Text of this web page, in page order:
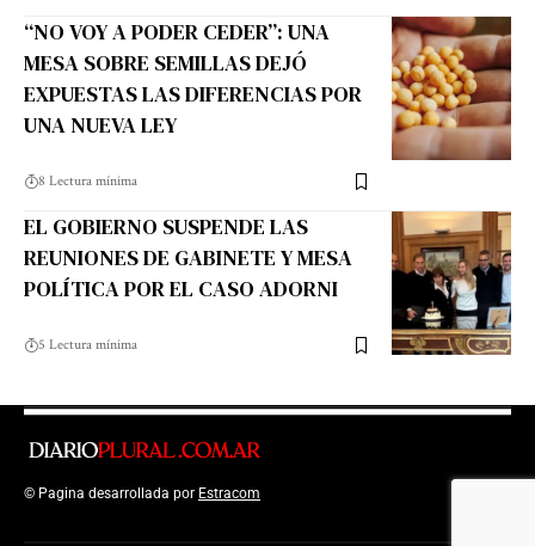
“NO VOY A PODER CEDER”: UNA
MESA SOBRE SEMILLAS DEJÓ
EXPUESTAS LAS DIFERENCIAS POR
UNA NUEVA LEY
8 Lectura mínima
EL GOBIERNO SUSPENDE LAS
REUNIONES DE GABINETE Y MESA
POLÍTICA POR EL CASO ADORNI
5 Lectura mínima
© Pagina desarrollada por Estracom